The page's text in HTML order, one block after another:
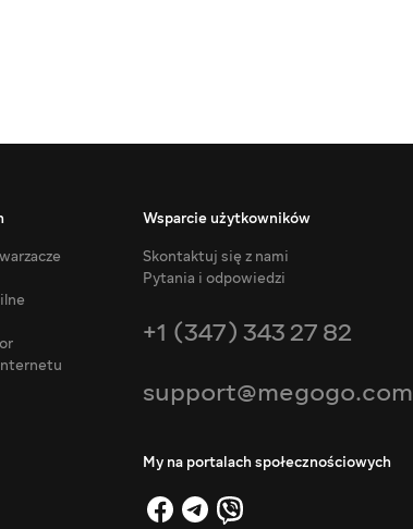
Wsparcie użytkowników
Skontaktuj się z nami
Pytania i odpowiedzi
+1 (347) 343 27 82
support@megogo.com
My na portalach społecznościowych